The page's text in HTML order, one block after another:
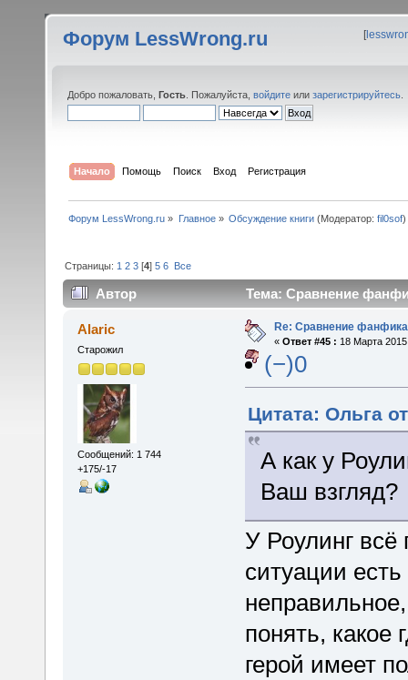
Форум LessWrong.ru [
Добро пожаловать, Гость . Пожалуйста, войдите или зарегистрируйтесь
Начало Помощь Поиск Вход Регистрация
Форум LessWrong.ru » Главное» Обсуждение книги(Модератор: fil0sof)
Страницы: 1 2 3 [4]5 6 Все
Автор Тема: Сравнение
Alaric
Старожил
Сообщений: 1 744
+175/-17
Re: Сравнение
« Ответ #45 : 18 Марта
(−)0
Цитата: Ольга
А как у
Ваш взгляд?
У Роулинг
ситуации
понять, какое
герой имеет